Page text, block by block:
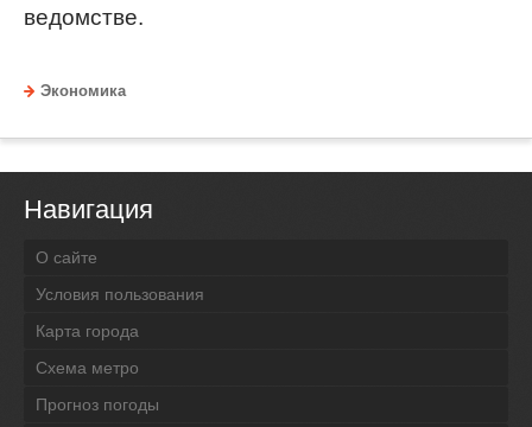
ведомстве.
Экономика
Навигация
О сайте
Условия пользования
Карта города
Схема метро
Прогноз погоды